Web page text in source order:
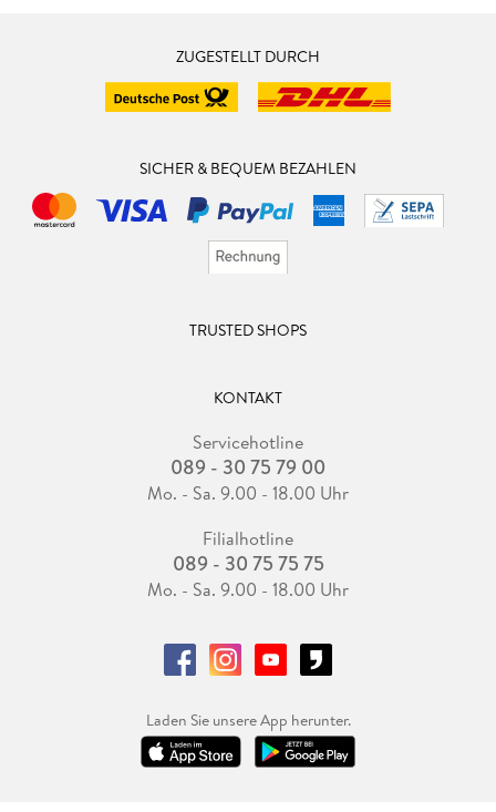
ZUGESTELLT DURCH
SICHER & BEQUEM BEZAHLEN
TRUSTED SHOPS
KONTAKT
Servicehotline
089 - 30 75 79 00
Mo. - Sa. 9.00 - 18.00 Uhr
Filialhotline
089 - 30 75 75 75
Mo. - Sa. 9.00 - 18.00 Uhr
Laden Sie unsere App herunter.